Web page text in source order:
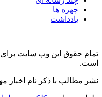
چهره ها
یادداشت
تمام حقوق این وب سایت
است.
نشر مطالب با ذکر نام اخبار